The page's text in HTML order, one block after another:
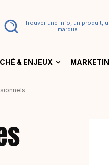
Trouver une info, un produit,
marque...
& ENJEUX